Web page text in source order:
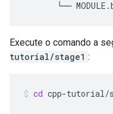
Execute o comando a
tutorial/stage1 :
cd cpp-tutorial/